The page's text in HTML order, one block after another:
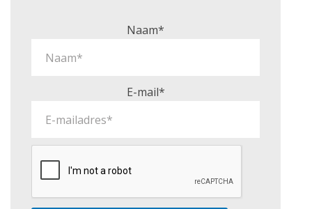
Naam*
E-mail*